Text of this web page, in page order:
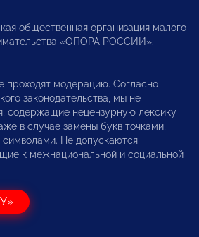
общественная организация малого
«ОПОРА РОССИИ».
проходят модерацию. Согласно
законодательства, мы не
содержащие нецензурную лексику
в случае замены букв точками,
Не допускаются
к межнациональной и социальной